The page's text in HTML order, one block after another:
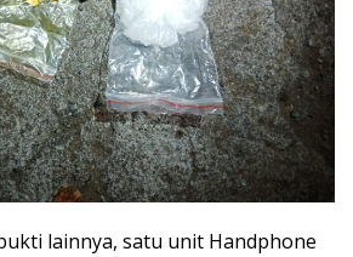
lainnya, satu unit Handphone